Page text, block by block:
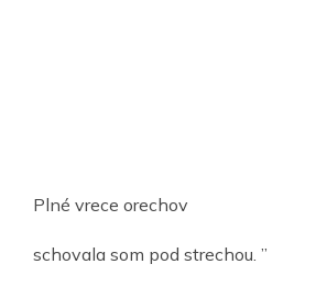
Plné vrece orechov
schovala som pod strechou. ”